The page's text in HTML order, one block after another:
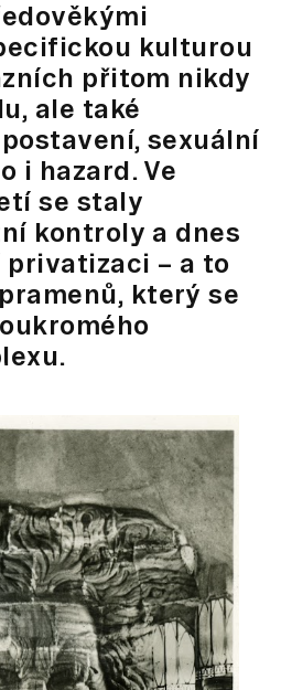
kulturou
přitom nikdy
ale také
sexuální
i hazard. Ve
se staly
kontroly a dnes
privatizaci – a to
který se